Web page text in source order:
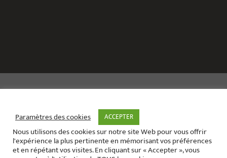
Le site de l’évènementiel contact :01 42 71 40 79
Contact mail:contact@areabox.fr
Paramètres des cookies ACCEPTER
Nous utilisons des cookies sur notre site Web pour vous offrir
l'expérience la plus pertinente en mémorisant vos préférences
et en répétant vos visites. En cliquant sur « Accepter », vous